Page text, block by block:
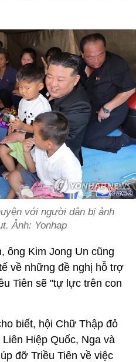
với người dân bị ảnh
Ảnh: Yonhap
ông Kim Jong Un cũng
về những đề nghị hỗ trợ
Tiên sẽ "tự lực trên con
biết, hội Chữ Thập đỏ
Hiệp Quốc, Nga và
đỡ Triều Tiên về việc